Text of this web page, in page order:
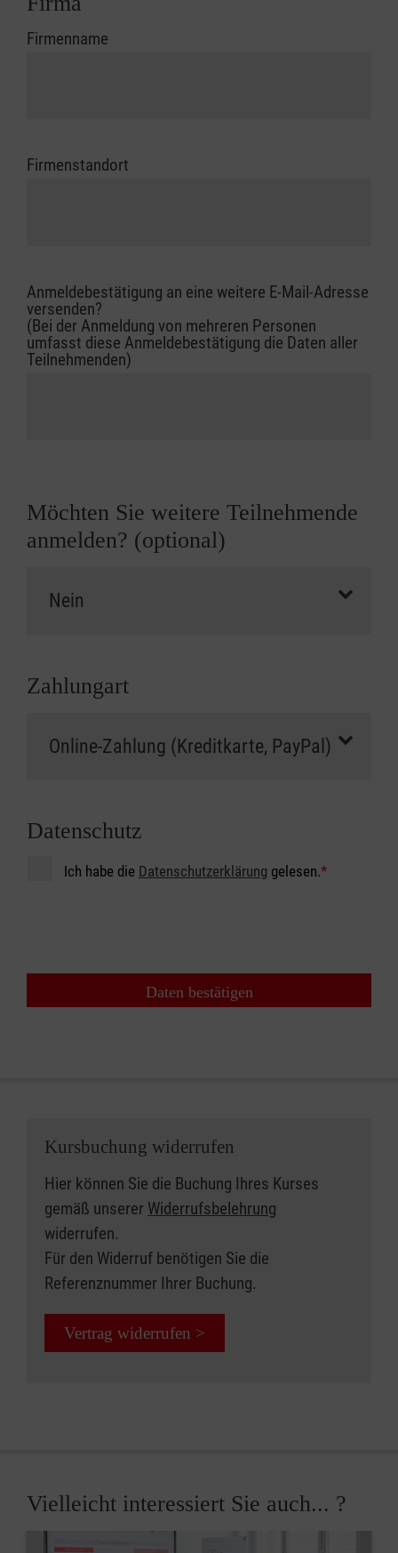
Firmenname
Firmenstandort
Anmeldebestätigung an eine weitere E-Mail-Adresse
versenden?
(Bei der Anmeldung von mehreren Personen
umfasst diese Anmeldebestätigung die Daten aller
Teilnehmenden)
Möchten Sie weitere Teilnehmende
anmelden? (optional)
Zahlungart
Datenschutz
Ich habe die Datenschutzerklärung gelesen.*
Daten bestätigen
Kursbuchung widerrufen
Hier können Sie die Buchung Ihres Kurses
gemäß unserer Widerrufsbelehrung
widerrufen.
Für den Widerruf benötigen Sie die
Referenznummer Ihrer Buchung.
Vertrag widerrufen >
Vielleicht interessiert Sie auch... ?